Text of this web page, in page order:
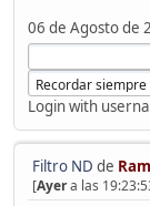
06 de Agosto de
Login with
Filtro ND de
[Ayera las